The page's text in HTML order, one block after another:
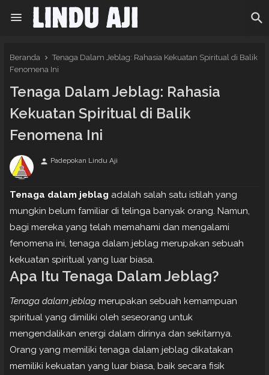
Beranda
Tenaga Dalam Jeblag: Rahasia Kekuatan Spiritual di Balik
Fenomena Ini
Tenaga Dalam Jeblag: Rahasia
Kekuatan Spiritual di Balik
Fenomena Ini
person Padepokan Lindu Aji
Tenaga dalam jeblag adalah salah satu istilah yang
mungkin belum familiar di telinga banyak orang. Namun,
bagi mereka yang telah memahami dan mengalami
fenomena ini, tenaga dalam jeblag merupakan sebuah
kekuatan spiritual yang luar biasa.
Apa Itu Tenaga Dalam Jeblag?
Tenaga dalam jeblag merupakan sebuah kemampuan
spiritual yang dimiliki oleh seseorang untuk
mengendalikan energi dalam dirinya dan sekitarnya.
Orang yang memiliki tenaga dalam jeblag dikatakan
memiliki kekuatan yang luar biasa, baik secara fisik